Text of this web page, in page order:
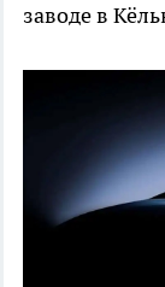
заводе в